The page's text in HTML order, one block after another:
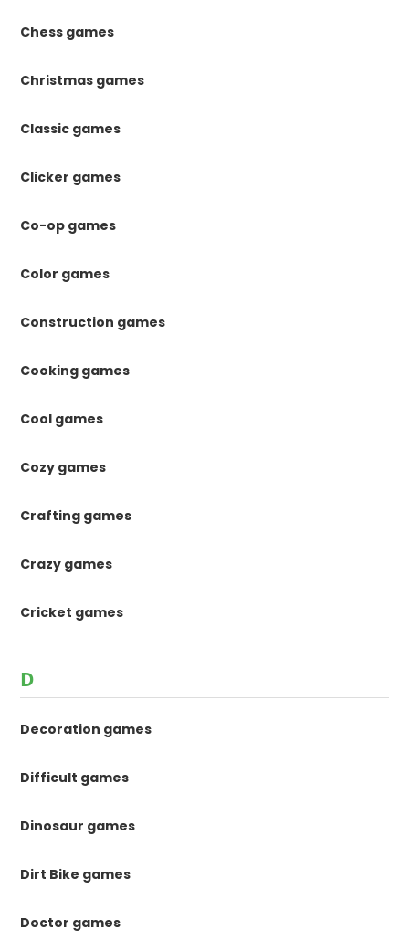
Chess games
Christmas games
Classic games
Clicker games
Co-op games
Color games
Construction games
Cooking games
Cool games
Cozy games
Crafting games
Crazy games
Cricket games
D
Decoration games
Difficult games
Dinosaur games
Dirt Bike games
Doctor games